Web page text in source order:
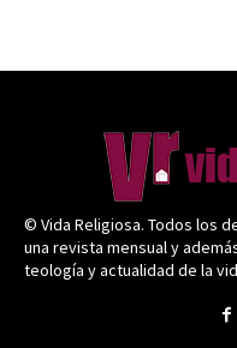
© Vida Religiosa. Todos los
una revista mensual y
teología y actualidad de la